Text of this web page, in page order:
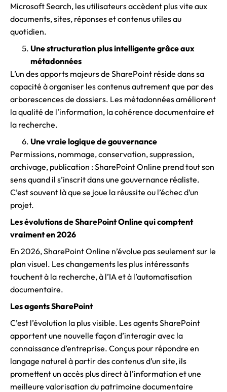
Microsoft Search, les utilisateurs accèdent plus vite aux
documents, sites, réponses et contenus utiles au
quotidien.
Une structuration plus intelligente grâce aux
métadonnées
L’un des apports majeurs de SharePoint réside dans sa
capacité à organiser les contenus autrement que par des
arborescences de dossiers. Les métadonnées améliorent
la qualité de l’information, la cohérence documentaire et
la recherche.
Une vraie logique de gouvernance
Permissions, nommage, conservation, suppression,
archivage, publication : SharePoint Online prend tout son
sens quand il s’inscrit dans une gouvernance réaliste.
C’est souvent là que se joue la réussite ou l’échec d’un
projet.
Les évolutions de SharePoint Online qui comptent
vraiment en 2026
En 2026, SharePoint Online n’évolue pas seulement sur le
plan visuel. Les changements les plus intéressants
touchent à la recherche, à l’IA et à l’automatisation
documentaire.
Les agents SharePoint
C’est l’évolution la plus visible. Les agents SharePoint
apportent une nouvelle façon d’interagir avec la
connaissance d’entreprise. Conçus pour répondre en
langage naturel à partir des contenus d’un site, ils
promettent un accès plus direct à l’information et une
meilleure valorisation du patrimoine documentaire